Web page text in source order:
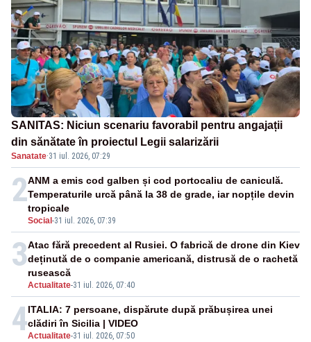
SANITAS: Niciun scenariu favorabil pentru angajații
din sănătate în proiectul Legii salarizării
Sanatate·31 iul. 2026, 07:29
2
Social -31 iul. 2026, 07:39
ANM a emis cod galben și cod portocaliu de caniculă.
Temperaturile urcă până la 38 de grade, iar nopțile devin
tropicale
3
Actualitate-31 iul. 2026, 07:40
Atac fără precedent al Rusiei. O fabrică de drone din Kiev
deținută de o companie americană, distrusă de o rachetă
rusească
4Actualitate-31 iul. 2026, 07:50
ITALIA: 7 persoane, dispărute după prăbușirea unei
clădiri în Sicilia | VIDEO